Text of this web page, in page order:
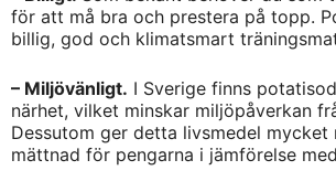
för att må bra och prestera på topp.
billig, god och klimatsmart
– Miljövänligt. I Sverige finns
närhet, vilket minskar miljöpåverkan
Dessutom ger detta livsmedel mycket
mättnad för pengarna i jämförelse